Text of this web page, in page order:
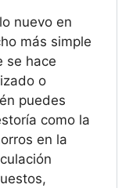
nuevo en
más simple
se hace
o
puedes
como la
en la